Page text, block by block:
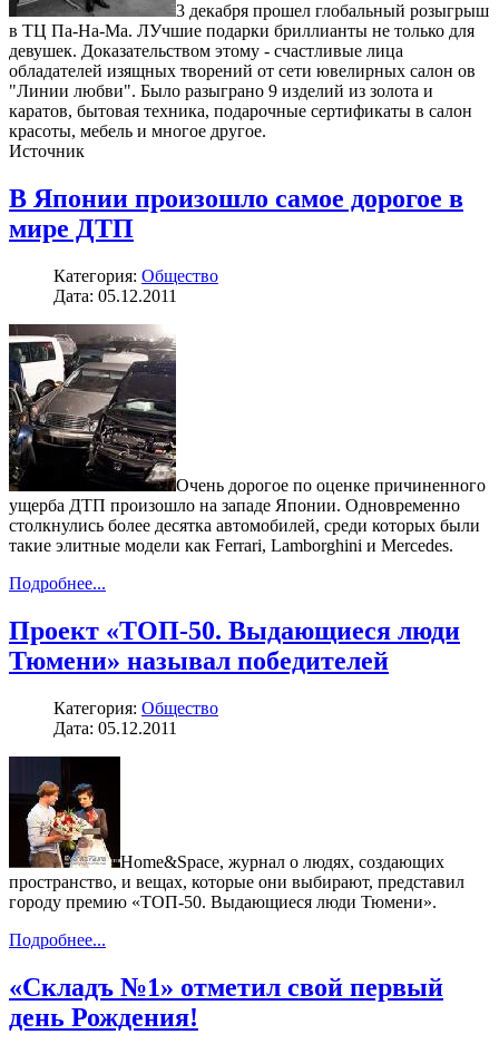
3 декабря прошел глобальный розыгрыш
в ТЦ Па-На-Ма. ЛУчшие подарки бриллианты не только для
девушек. Доказательством этому - счастливые лица
обладателей изящных творений от сети ювелирных салон ов
"Линии любви". Было разыграно 9 изделий из золота и
каратов, бытовая техника, подарочные сертификаты в салон
красоты, мебель и многое другое.
Источник
В Японии произошло самое дорогое в
мире ДТП
Категория: Общество
Дата: 05.12.2011
Очень дорогое по оценке причиненного
ущерба ДТП произошло на западе Японии. Одновременно
столкнулись более десятка автомобилей, среди которых были
такие элитные модели как Ferrari, Lamborghini и Mercedes.
Подробнее...
Проект «ТОП-50. Выдающиеся люди
Тюмени» называл победителей
Категория: Общество
Дата: 05.12.2011
Home&Space, журнал о людях, создающих
пространство, и вещах, которые они выбирают, представил
городу премию «ТОП-50. Выдающиеся люди Тюмени».
Подробнее...
«Складъ №1» отметил свой первый
день Рождения!